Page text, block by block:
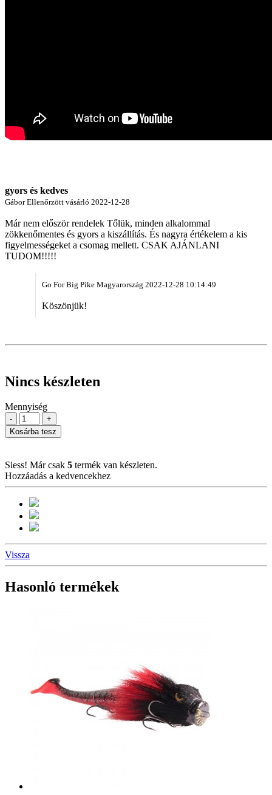
gyors és kedves
GáborEllenőrzött vásárló 2022-12-28
Már nem először rendelek Tőlük, minden alkalommal
zökkenőmentes és gyors a kiszállítás. És nagyra értékelem a kis
figyelmességeket a csomag mellett. CSAK AJÁNLANI
TUDOM!!!!!
Go For Big Pike Magyarország 2022-12-28 10:14:49
Köszönjük!
Nincs készleten
Mennyiség
-
+
Kosárba tesz
Siess! Már csak 5 termék van készleten.
Hozzáadás a kedvencekhez
Vissza
Hasonló termékek